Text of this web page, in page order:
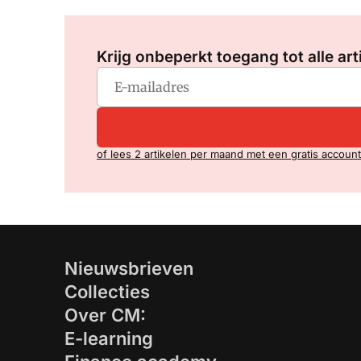
Krijg onbeperkt toegang tot alle
of lees 2 artikelen per maand met een gratis account
Nieuwsbrieven
Collecties
Over CM:
E-learning